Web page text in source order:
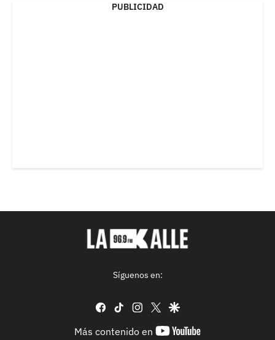
PUBLICIDAD
Síguenos en:
facebook
tiktok instagram
twittergoogle
Más contenido en
youtube-